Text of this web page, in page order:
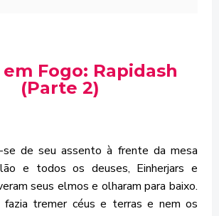
Fogo: Rapidash
(Parte 2)
de seu assento à frente da mesa
e todos os deuses, Einherjars e
seus elmos e olharam para baixo.
tremer céus e terras e nem os